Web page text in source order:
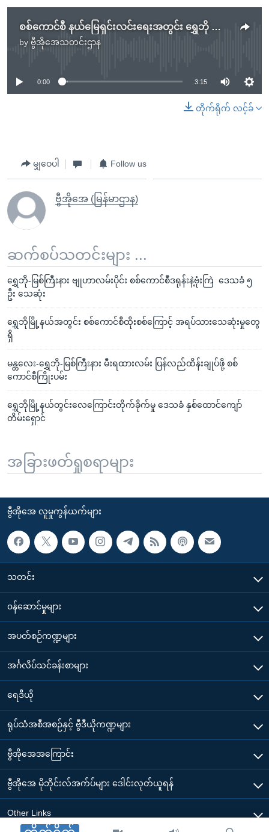
စစ်ကောင်စီ နယ်မြေရှင်းလင်းရေးအတွင်း ရွှေဘို သပြေသာကျေးရွာထဲ ၄ ဦး မီးရှို့အသတ်ခံရ
by ဗွီအိုအေသတင်းဌာန
No media source currently available
0:00 3:15
တိုက်ရိုက် လင့်ခ်
မျှဝေပါ Follow us
ဗွီအိုအေ (မြန်မာဌာန)
ဆက်စပ်သတင်းများ ...
ရွှေဘို-မြစ်ကြီးနား ဗျုဟာလမ်းပိုင်း စစ်ကောင်စီဒရုန်းနဲ့ဗုံးကြဲ ဒေသခံ ၅
ဦး သေဆုံး
ရွှေဘိုမြို့နယ်အတွင်း စစ်ကောင်စီထိုးစစ်ကြောင့် အရပ်သားသေဆုံးမှုတွေ
ရှိ
မန္တလေး-ရွှေဘို-မြစ်ကြီးနား မီးရထားလမ်း ပြန်လည်ထိန်းချုပ်ဖို့ စစ်
ကောင်စီကြိုးပမ်း
ရွှေဘိုမြို့နယ်တွင်းလေကြောင်းတိုက်ခိုက်မှု ဒေသခံ နှစ်ထောင်ကျော်
တိမ်းရှောင်
အခြားဖတ်ရှုစရာများ
ဗွီအိုအေ လူမှုကွန်ယက်များ
သတင်း
၀န်ဆောင်မှုများ
အပတ်စဉ်ကဏ္ဍများ
အင်္ဂလိပ်သင်ခန်းစာများ
ရေဒီယို
ရုပ်သံအစီအစဉ်နှင့် ဗွီဒီယိုကဏ္ဍများ
ဗွီအိုအေအကြောင်း
ဗွီအိုအေ မိုဘိုင်းလ်အက်ပ်များ ဒေါင်းလုတ်ယူရန်
Other Links